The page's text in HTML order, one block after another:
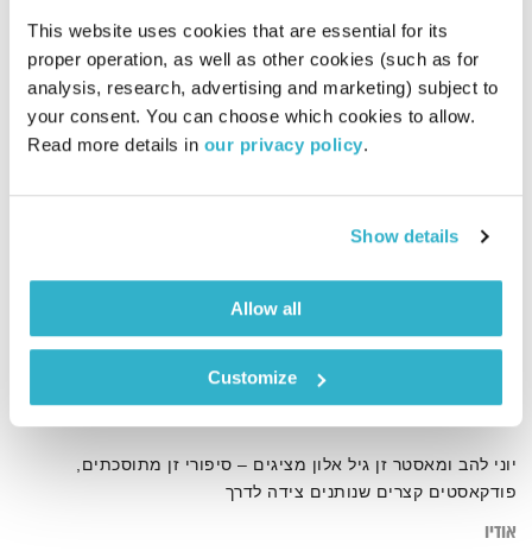
This website uses cookies that are essential for its
proper operation, as well as other cookies (such as for
analysis, research, advertising and marketing) subject to
your consent. You can choose which cookies to allow.
Read more details in our privacy policy.
Show details
Allow all
Customize
הנזיר שתום העין
ויוני להב
12.02.23
00:07:44
יוני להב ומאסטר זן גיל אלון מציגים – סיפורי זן מתוסכתים,
פודקאסטים קצרים שנותנים צידה לדרך
אודיו